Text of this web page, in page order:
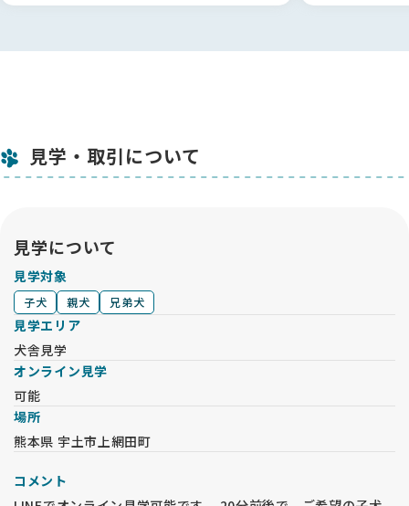
見学・取引について
見学について
見学対象
子犬 親犬 兄弟犬
見学エリア
犬舎見学
オンライン見学
可能
場所
熊本県 宇土市上網田町
コメント